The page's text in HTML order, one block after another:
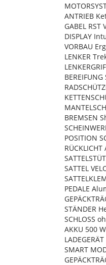
ANTRIEB
GABEL
DISPLAY
VORBAU
LENKER
BREMSEN
POSITION
SATTEL
PEDALE
STÄNDER
SCHLOSS
AKKU 500
SMART